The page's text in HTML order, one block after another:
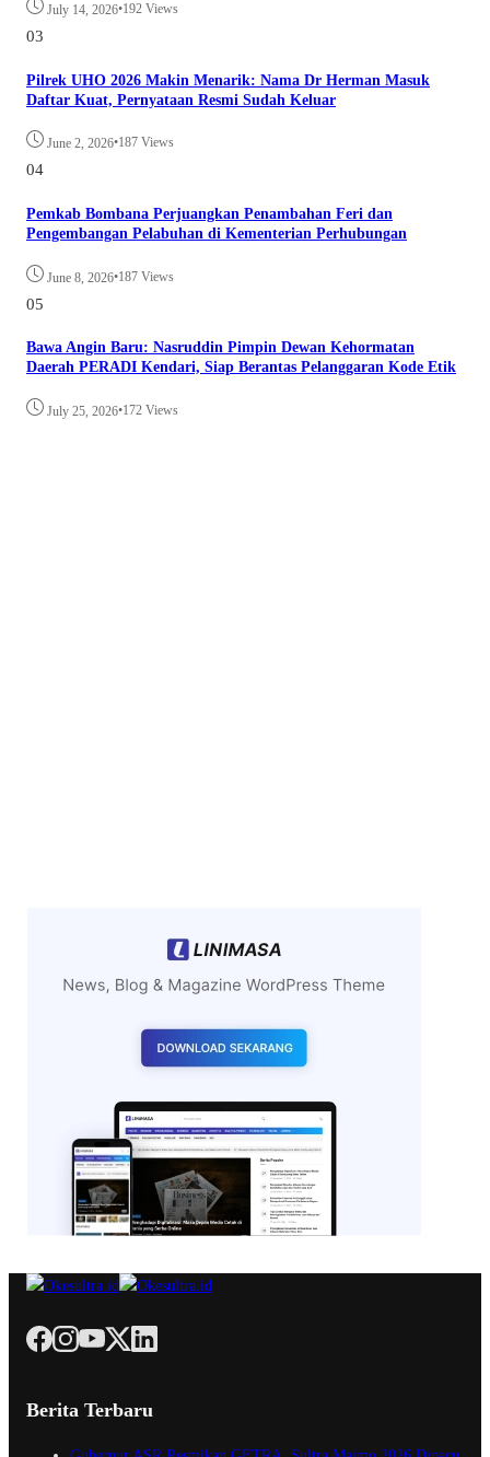
July 14, 2026•192 Views
03
Pilrek UHO 2026 Makin Menarik: Nama Dr Herman Masuk
Daftar Kuat, Pernyataan Resmi Sudah Keluar
June 2, 2026•187 Views
04
Pemkab Bombana Perjuangkan Penambahan Feri dan
Pengembangan Pelabuhan di Kementerian Perhubungan
June 8, 2026•187 Views
05
Bawa Angin Baru: Nasruddin Pimpin Dewan Kehormatan
Daerah PERADI Kendari, Siap Berantas Pelanggaran Kode Etik
July 25, 2026•172 Views
Berita Terbaru